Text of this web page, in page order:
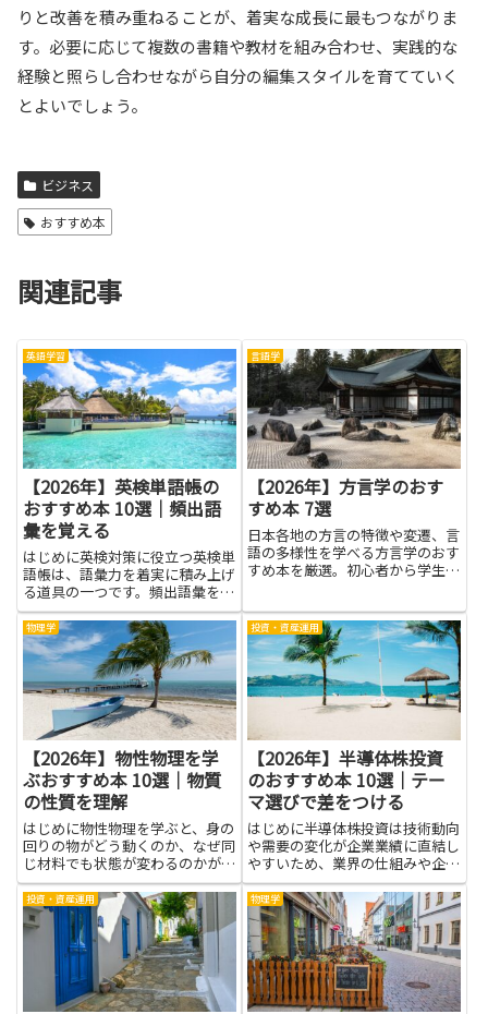
りと改善を積み重ねることが、着実な成長に最もつながりま
す。必要に応じて複数の書籍や教材を組み合わせ、実践的な
経験と照らし合わせながら自分の編集スタイルを育てていく
とよいでしょう。
ビジネス
おすすめ本
関連記事
英語学習
【2026年】英検単語帳の
おすすめ本 10選｜頻出語
彙を覚える
はじめに英検対策に役立つ英検単
語帳は、語彙力を着実に積み上げ
る道具の一つです。頻出語彙を覚
えることで、長い文章にも目を通
すときの負担が減り、試験の選択
肢を見極めやすくなります。初め
て手に取る人でも、1日5分ずつ
続けられるシンプルな練習が見
つ...
言語学
【2026年】方言学のおす
すめ本 7選
日本各地の方言の特徴や変遷、言
語の多様性を学べる方言学のおす
すめ本を厳選。初心者から学生、
物理学
【2026年】物性物理を学
ぶおすすめ本 10選｜物質
の性質を理解
はじめに物性物理を学ぶと、身の
回りの物がどう動くのか、なぜ同
じ材料でも状態が変わるのかが、
ひとつの筋で見えてきます。原子
の動きや、金属が電気を流すしく
み、結晶の形が物性にどう影響す
るかといった基本の考え方を、や
さしい言葉と身近な例で丁寧に
投資・資産運用
【2026年】半導体株投資
のおすすめ本 10選｜テー
マ選びで差をつける
はじめに半導体株投資は技術動向
や需要の変化が企業業績に直結し
やすいため、業界の仕組みや企業
ごとの強みをしっかり理解するこ
とが重要です。本記事で紹介する
本を読むことで、製造プロセスや
サプライチェーンの構造、設計と
量産の違い、主要顧客の動向な
ど...
投資・資産運用 物理学